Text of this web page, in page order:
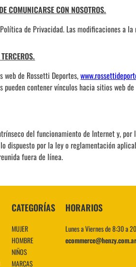
COMUNICARSE CON NOSOTROS.
de Privacidad. Las modificaciones a
web de Rossetti Deportes,
pueden contener vínculos hacia sitios web
del funcionamiento de Internet y,
dispuesto por la ley o reglamentación
fuera de línea.
CATEGORÍAS
MUJER
HOMBRE
NIÑOS
MARCAS
HORARIOS
Lunes a Viernes de 8:30 a
ecommerce@henzy.com.ar